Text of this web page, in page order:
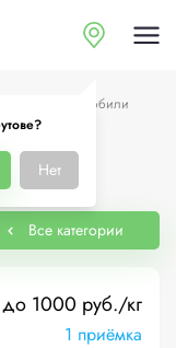
Нет
Цены на автомобили
Все категории
до 1000 руб./кг
1 приёмка